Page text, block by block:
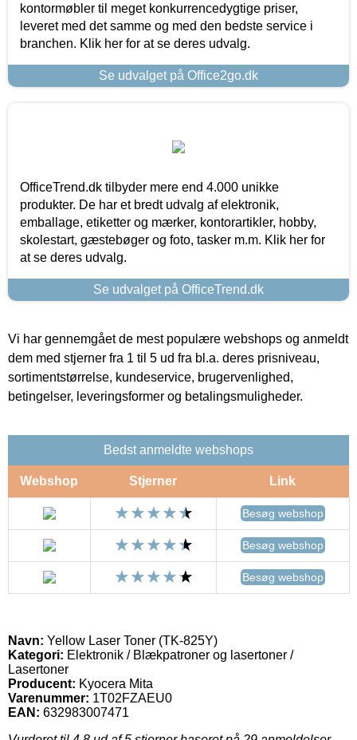
kontormøbler til meget konkurrencedygtige priser,
leveret med det samme og med den bedste service i
branchen. Klik her for at se deres udvalg.
Se udvalget på Office2go.dk
OfficeTrend.dk tilbyder mere end 4.000 unikke
produkter. De har et bredt udvalg af elektronik,
emballage, etiketter og mærker, kontorartikler, hobby,
skolestart, gæstebøger og foto, tasker m.m. Klik her for
at se deres udvalg.
Se udvalget på OfficeTrend.dk
Vi har gennemgået de mest populære webshops og anmeldt
dem med stjerner fra 1 til 5 ud fra bl.a. deres prisniveau,
sortimentstørrelse, kundeservice, brugervenlighed,
betingelser, leveringsformer og betalingsmuligheder.
Bedst anmeldte webshops
Webshop Stjerner Link
Besøg webshop
Besøg webshop
Besøg webshop
Navn: Yellow Laser Toner (TK-825Y)
Kategori: Elektronik / Blækpatroner og lasertoner /
Lasertoner
Producent: Kyocera Mita
Varenummer: 1T02FZAEU0
EAN: 632983007471